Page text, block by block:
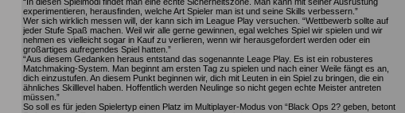
experimentieren, herausfinden, welche Art Spieler man ist und seine Skills verbessern.”
Wer sich wirklich messen will, der kann sich im League Play versuchen. “Wettbewerb sollte auf
jeder Stufe Spaß machen. Weil wir alle gerne gewinnen, egal welches Spiel wir spielen und wir
nehmen es vielleicht sogar in Kauf zu verlieren, wenn wir herausgefordert werden oder ein
großartiges aufregendes Spiel hatten.”
“Aus diesem Gedanken heraus entstand das sogenannte Leage Play. Es ist ein robusteres
Matchmaking-System. Man beginnt am ersten Tag zu spielen und nach einer Weile fängt es an,
dich einzustufen. An diesem Punkt beginnen wir, dich mit Leuten in ein Spiel zu bringen, die ein
ähnliches Skilllevel haben. Hoffentlich werden Neulinge so nicht gegen echte Meister antreten
müssen.”
So soll es für jeden Spielertyp einen Platz im Multiplayer-Modus von “Black Ops 2? geben, betont